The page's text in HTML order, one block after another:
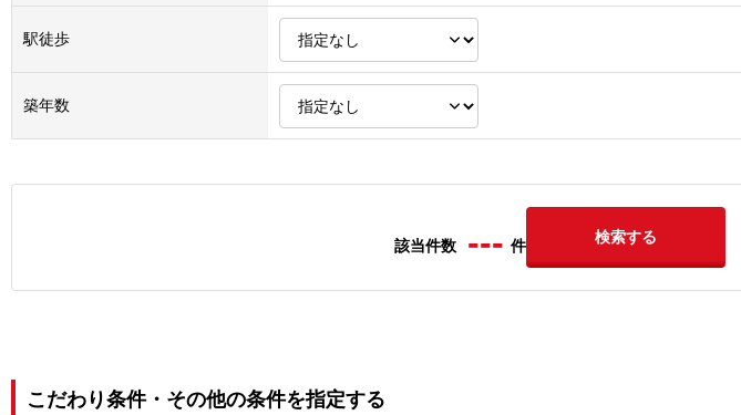
駅徒歩
築年数
該当件数 --- 件 検索する
こだわり条件・その他の条件を指定する